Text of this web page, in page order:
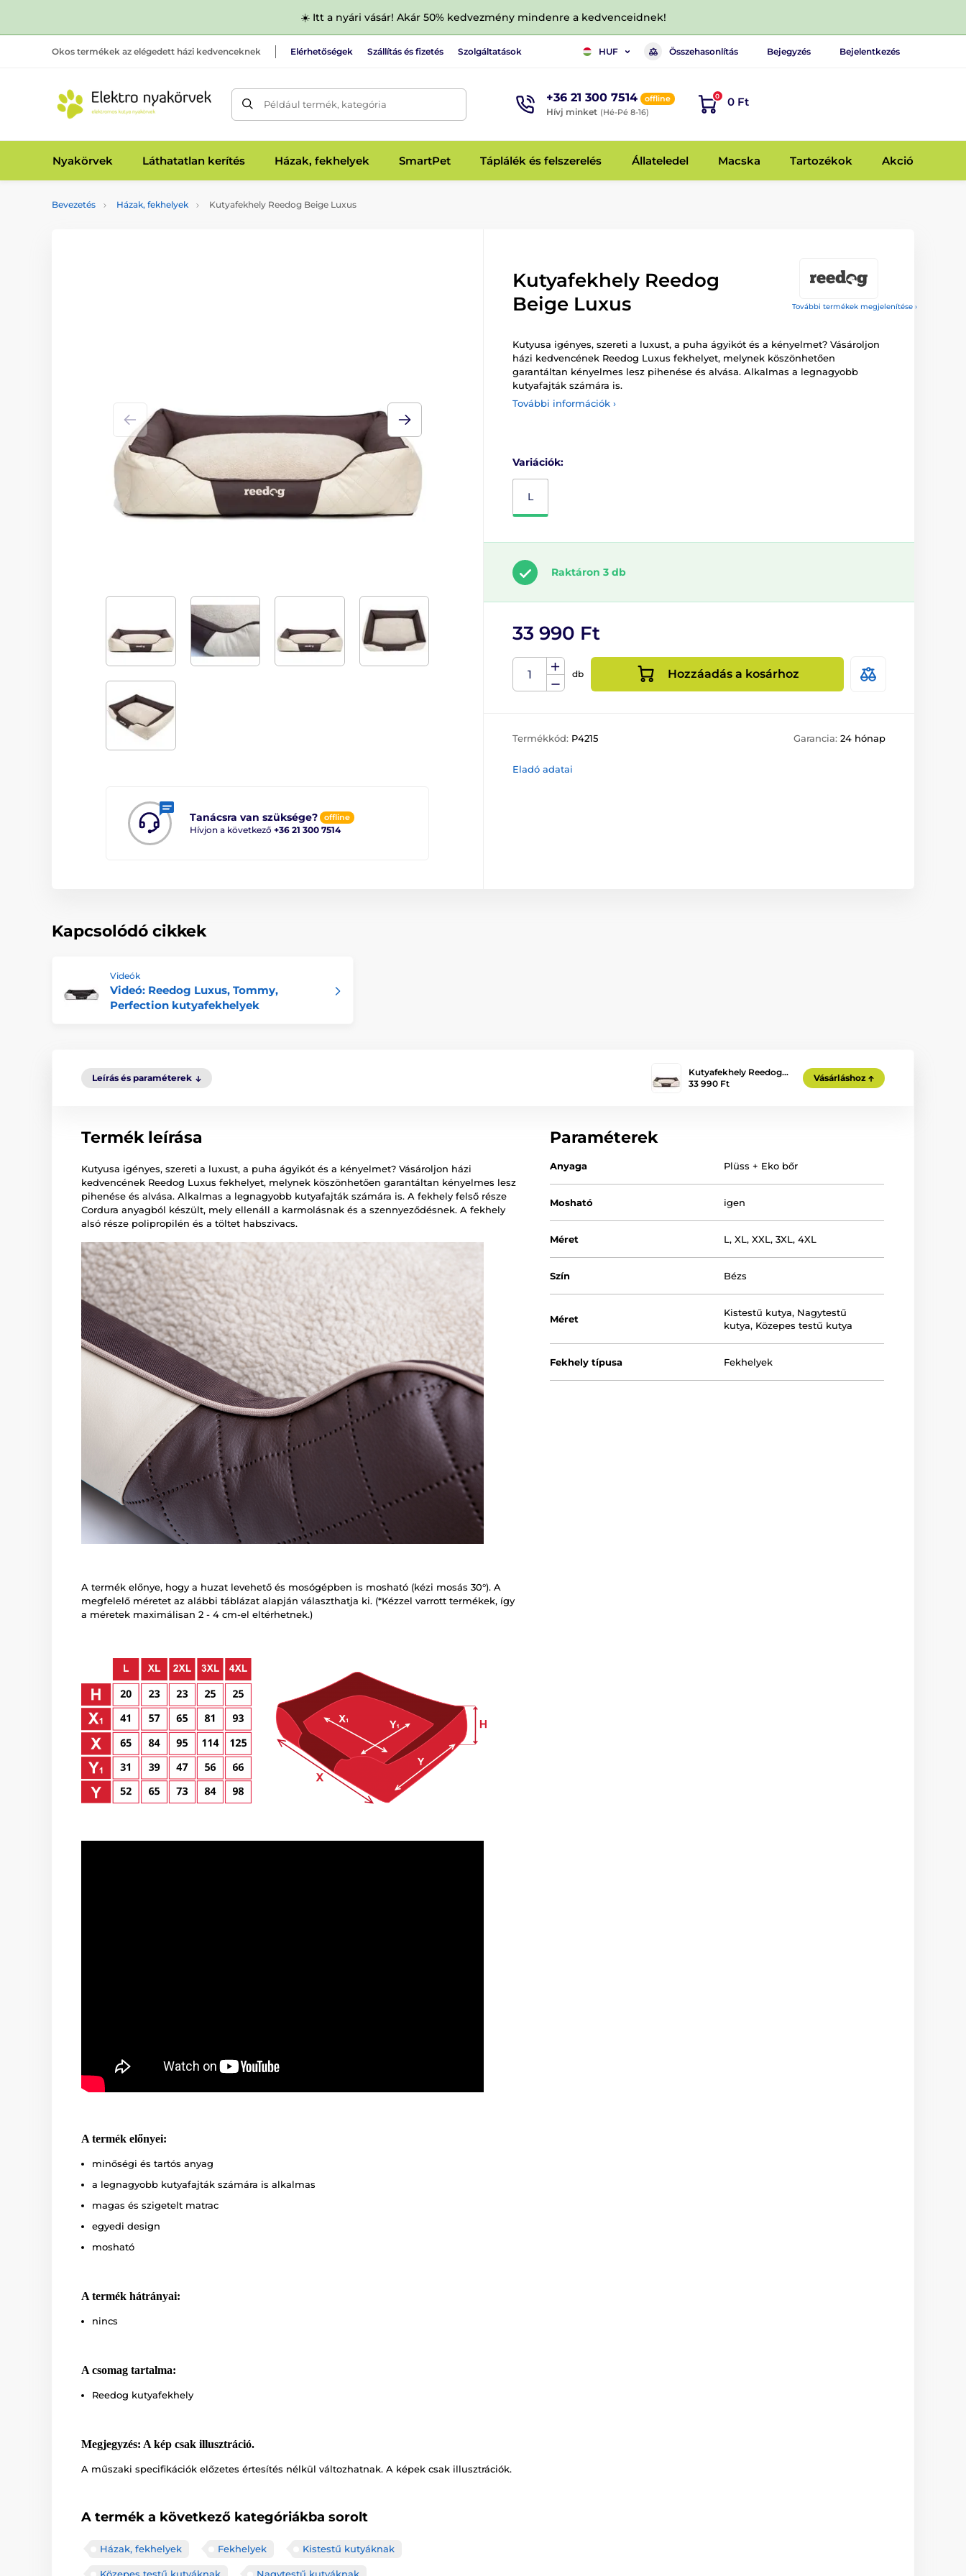
☀️ Itt a nyári vásár! Akár 50% kedvezmény mindenre a kedvenceidnek!
Okos termékek az elégedett házi kedvenceknek Elérhetőségek Szállítás és fizetés Szolgáltatások HUF Összehasonlítás Bejegyzés Bejelentkezés
Például termék, kategória +36 21 300 7514 offline
Hívj minket (Hé-Pé 8-16)
0 0 Ft
Nyakörvek Láthatatlan kerítés Házak, fekhelyek SmartPet Táplálék és felszerelés Állateledel Macska Tartozékok Akció
Bevezetés Házak, fekhelyek Kutyafekhely Reedog Beige Luxus
További termékek megjelenítése ›
Tanácsra van szüksége? offline
Hívjon a következő +36 21 300 7514
Kutyafekhely Reedog
Beige Luxus
Kutyusa igényes, szereti a luxust, a puha ágyikót és a kényelmet? Vásároljon
házi kedvencének Reedog Luxus fekhelyet, melynek köszönhetően
garantáltan kényelmes lesz pihenése és alvása. Alkalmas a legnagyobb
kutyafajták számára is.
További információk ›
Variációk:
L
Raktáron 3 db
33 990 Ft
db Hozzáadás a kosárhoz
Termékkód: P4215 Garancia: 24 hónap
Eladó adatai
Kapcsolódó cikkek
Videók
Videó: Reedog Luxus, Tommy,
Perfection kutyafekhelyek
Leírás és paraméterek
Kutyafekhely Reedog…
33 990 Ft
Vásárláshoz
Termék leírása
Kutyusa igényes, szereti a luxust, a puha ágyikót és a kényelmet? Vásároljon házi
kedvencének Reedog Luxus fekhelyet, melynek köszönhetően garantáltan kényelmes lesz
pihenése és alvása. Alkalmas a legnagyobb kutyafajták számára is. A fekhely felső része
Cordura anyagból készült, mely ellenáll a karmolásnak és a szennyeződésnek. A fekhely
alsó része polipropilén és a töltet habszivacs.
A termék előnye, hogy a huzat levehető és mosógépben is mosható (kézi mosás 30°). A
megfelelő méretet az alábbi táblázat alapján választhatja ki. (*Kézzel varrott termékek, így
a méretek maximálisan 2 - 4 cm-el eltérhetnek.)
A termék előnyei:
minőségi és tartós anyag
a legnagyobb kutyafajták számára is alkalmas
magas és szigetelt matrac
egyedi design
mosható
A termék hátrányai:
nincs
A csomag tartalma:
Reedog kutyafekhely
Megjegyzés: A kép csak illusztráció.
A műszaki specifikációk előzetes értesítés nélkül változhatnak. A képek csak illusztrációk.
A termék a következő kategóriákba sorolt
Házak, fekhelyek Fekhelyek Kistestű kutyáknak
Paraméterek
Anyaga Plüss + Eko bőr
Mosható igen
Méret L,XL,XXL,3XL,4XL
Szín Bézs
Méret
Kistestű kutya, Nagytestű
kutya, Közepes testű kutya
Fekhely típusa Fekhelyek